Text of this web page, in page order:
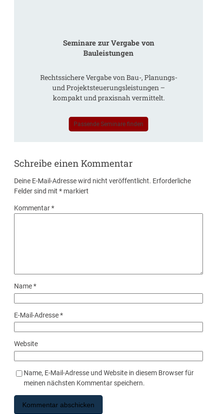
Seminare zur Vergabe von
Bauleistungen
Rechtssichere Vergabe von Bau-, Planungs-
und Projektsteuerungsleistungen –
kompakt und praxisnah vermittelt.
Passende Seminare finden
Schreibe einen Kommentar
Deine E-Mail-Adresse wird nicht veröffentlicht. Erforderliche
Felder sind mit* markiert
Kommentar*
Name*
E-Mail-Adresse*
Website
Name, E-Mail-Adresse und Website in diesem Browser für
meinen nächsten Kommentar speichern.